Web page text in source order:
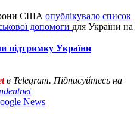
США опублікувало список
допомоги для України на
підтримку України
в Telegram. Підписуйтесь на
News